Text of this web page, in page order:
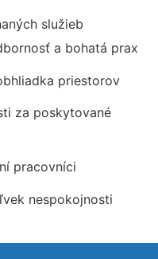
služieb
a bohatá prax
priestorov
za poskytované
pracovníci
nespokojnosti